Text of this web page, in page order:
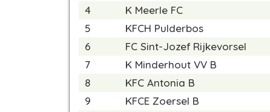
4
K Meerle FC
5
KFCH Pulderbos
6
FC Sint-Jozef Rijkevorsel
7
K Minderhout VV B
8
KFC Antonia B
9
KFCE Zoersel B